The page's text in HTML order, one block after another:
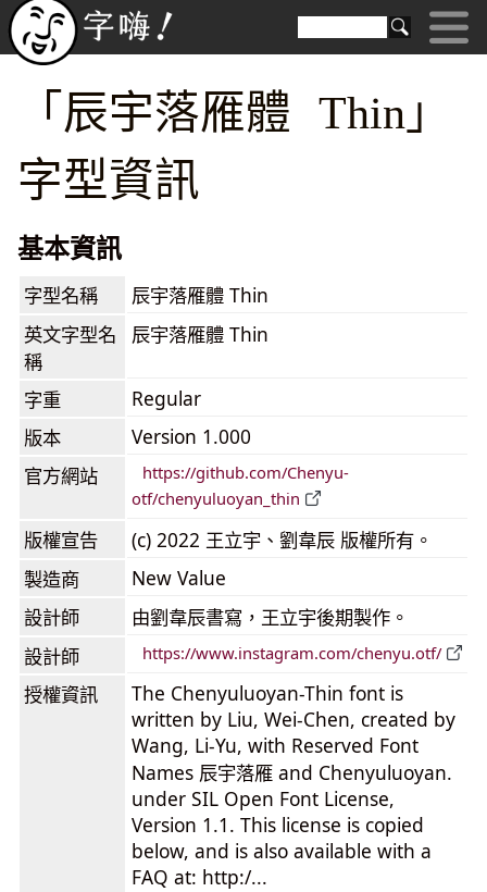
「辰宇落雁體 Thin」
字型資訊
基本資訊
字型名稱
辰宇落雁體 Thin
英文字型名
稱
辰宇落雁體 Thin
字重
Regular
版本
Version 1.000
官方網站
https://github.com/Chenyu-
otf/chenyuluoyan_thin
版權宣告
(c) 2022 王立宇、劉韋辰 版權所有。
製造商
New Value
設計師
由劉韋辰書寫，王立宇後期製作。
設計師
https://www.instagram.com/chenyu.otf/
授權資訊
The Chenyuluoyan-Thin font is
written by Liu, Wei-Chen, created by
Wang, Li-Yu, with Reserved Font
Names 辰宇落雁 and Chenyuluoyan.
under SIL Open Font License,
Version 1.1. This license is copied
below, and is also available with a
FAQ at: http:/...